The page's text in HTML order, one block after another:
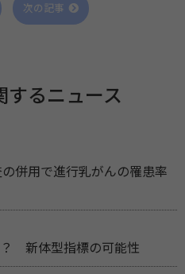
次の記事
するニュース
併用で進行乳がんの罹患率
新体型指標の可能性